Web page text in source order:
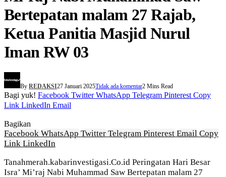
Bertepatan malam 27 Rajab,
Ketua Panitia Masjid Nurul
Iman RW 03
By REDAKSI27 Januari 2025Tidak ada komentar2 Mins Read
Bagi yuk! Facebook Twitter WhatsApp Telegram Pinterest Copy
Link LinkedIn Email
Bagikan
Facebook WhatsApp Twitter Telegram Pinterest Email Copy
Link LinkedIn
Tanahmerah.kabarinvestigasi.Co.id Peringatan Hari Besar
Isra’ Mi’raj Nabi Muhammad Saw Bertepatan malam 27